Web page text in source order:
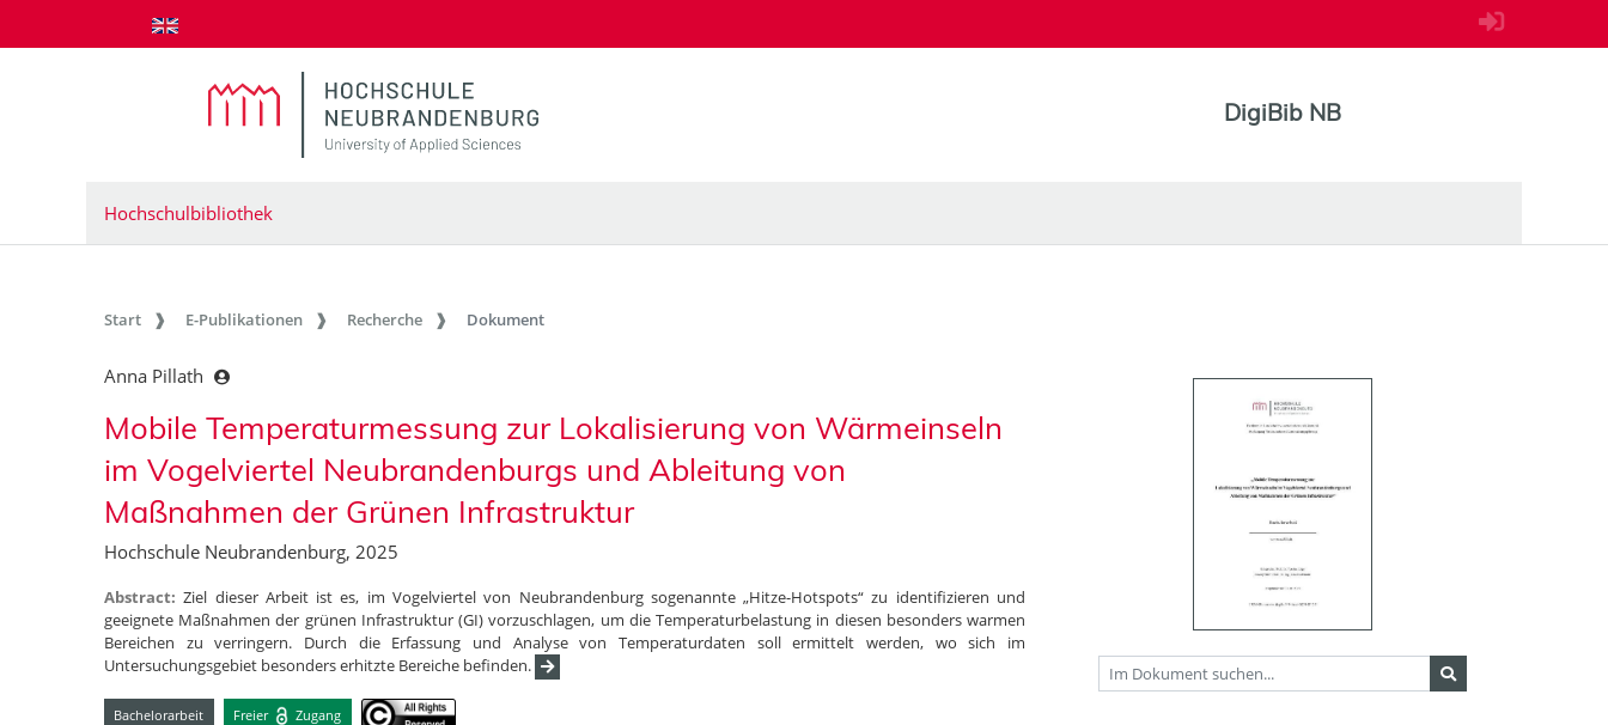
zum Inhalt springen
DigiBib NB
Hochschulbibliothek
Start E-Publikationen Recherche Dokument
Anna Pillath
Mobile Temperaturmessung zur Lokalisierung von Wärmeinseln
im Vogelviertel Neubrandenburgs und Ableitung von
Maßnahmen der Grünen Infrastruktur
Hochschule Neubrandenburg, 2025
Abstract:Ziel dieser Arbeit ist es, im Vogelviertel von Neubrandenburg sogenannte „Hitze-Hotspots“ zu identifizieren und
geeignete Maßnahmen der grünen Infrastruktur (GI) vorzuschlagen, um die Temperaturbelastung in diesen besonders warmen
Bereichen zu verringern. Durch die Erfassung und Analyse von Temperaturdaten soll ermittelt werden, wo sich im
Untersuchungsgebiet besonders erhitzte Bereiche befinden.
Bachelorarbeit Freier Zugang